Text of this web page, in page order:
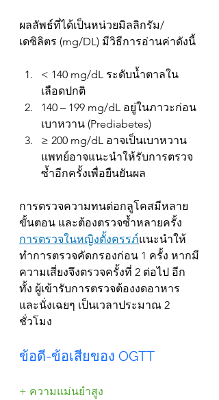
ผลลัพธ์ที่ได้เป็นหน่วยมิลลิกรัม/
เดซิลิตร (mg/DL) มีวิธีการอ่านค่าดังนี้
< 140 mg/dL ระดับน้ำตาลใน
เลือดปกติ
140 – 199 mg/dL อยู่ในภาวะก่อน
เบาหวาน (Prediabetes)
≥ 200 mg/dL อาจเป็นเบาหวาน
แพทย์อาจแนะนำให้รับการตรวจ
ซ้ำอีกครั้งเพื่อยืนยันผล
การตรวจความทนต่อกลูโคสมีหลาย
ขั้นตอน และต้องตรวจซ้ำหลายครั้ง
การตรวจในหญิงตั้งครรภ์แนะนำให้
ทำการตรวจคัดกรองก่อน 1 ครั้ง หากมี
ความเสี่ยงจึงตรวจครั้งที่ 2 ต่อไป อีก
ทั้ง ผู้เข้ารับการตรวจต้องงดอาหาร
และนั่งเฉยๆ เป็นเวลาประมาณ 2
ชั่วโมง
ข้อดี-ข้อเสียของ OGTT
+ ความแม่นยำสูง